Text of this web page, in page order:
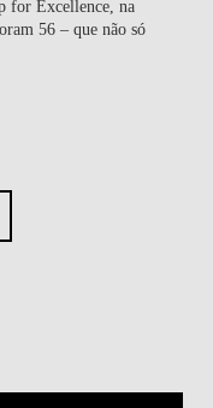
for Excellence, na
56 – que não só